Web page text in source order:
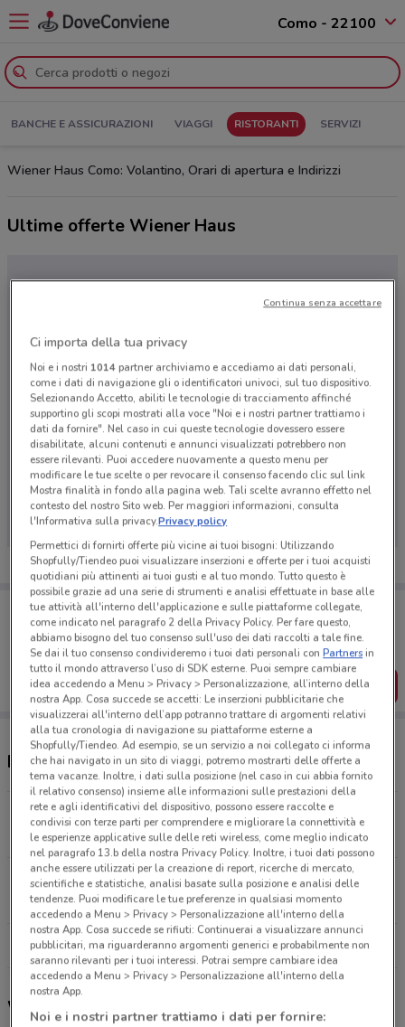
Como - 22100
BANCHE E ASSICURAZIONI VIAGGI RISTORANTI SERVIZI
Wiener Haus Como: Volantino, Orari di apertura e Indirizzi
Ultime offerte Wiener Haus
Ci dispiace, al momento non abbiamo pubblicato
volantini nella tua zona. Riprova più tardi.
Porta DoveConviene sempre con te!
Puoi trovare le migliori offerte dei negozi vicino a te,
salvarle e creare la tua lista del risparmio, comodamente
dal tuo cellulare.
SCARICA L’APP
Ristoranti Wiener Haus nelle vicinanze
Via Milano, 12 angolo Viale Prealpi Erba
21.7 km
Via Cecilio, 1 Como
28.3 km
CHIUSO
Tutti i negozi Wiener Haus
Wiener Haus, offerte e ristoranti
Ci importa della tua privacy
Noi e i nostri 1014partner archiviamo e accediamo ai dati personali,
come i dati di navigazione gli o identificatori univoci, sul tuo dispositivo.
Selezionando Accetto, abiliti le tecnologie di tracciamento affinché
supportino gli scopi mostrati alla voce "Noi e i nostri partner trattiamo i
dati da fornire". Nel caso in cui queste tecnologie dovessero essere
disabilitate, alcuni contenuti e annunci visualizzati potrebbero non
essere rilevanti. Puoi accedere nuovamente a questo menu per
modificare le tue scelte o per revocare il consenso facendo clic sul link
Mostra finalità in fondo alla pagina web. Tali scelte avranno effetto nel
contesto del nostro Sito web. Per maggiori informazioni, consulta
l'Informativa sulla privacy.Privacy policy
Permettici di fornirti offerte più vicine ai tuoi bisogni: Utilizzando
Shopfully/Tiendeo puoi visualizzare inserzioni e offerte per i tuoi acquisti
quotidiani più attinenti ai tuoi gusti e al tuo mondo. Tutto questo è
possibile grazie ad una serie di strumenti e analisi effettuate in base alle
tue attività all'interno dell'applicazione e sulle piattaforme collegate,
come indicato nel paragrafo 2 della Privacy Policy. Per fare questo,
abbiamo bisogno del tuo consenso sull'uso dei dati raccolti a tale fine.
Se dai il tuo consenso condivideremo i tuoi dati personali conPartnersin
tutto il mondo attraverso l’uso di SDK esterne. Puoi sempre cambiare
idea accedendo a Menu > Privacy > Personalizzazione, all’interno della
nostra App. Cosa succede se accetti: Le inserzioni pubblicitarie che
visualizzerai all'interno dell’app potranno trattare di argomenti relativi
alla tua cronologia di navigazione su piattaforme esterne a
Shopfully/Tiendeo. Ad esempio, se un servizio a noi collegato ci informa
che hai navigato in un sito di viaggi, potremo mostrarti delle offerte a
tema vacanze. Inoltre, i dati sulla posizione (nel caso in cui abbia fornito
il relativo consenso) insieme alle informazioni sulle prestazioni della
rete e agli identificativi del dispositivo, possono essere raccolte e
condivisi con terze parti per comprendere e migliorare la connettività e
le esperienze applicative sulle delle reti wireless, come meglio indicato
nel paragrafo 13.b della nostra Privacy Policy. Inoltre, i tuoi dati possono
anche essere utilizzati per la creazione di report, ricerche di mercato,
scientifiche e statistiche, analisi basate sulla posizione e analisi delle
tendenze. Puoi modificare le tue preferenze in qualsiasi momento
accedendo a Menu > Privacy > Personalizzazione all'interno della
nostra App. Cosa succede se rifiuti: Continuerai a visualizzare annunci
pubblicitari, ma riguarderanno argomenti generici e probabilmente non
saranno rilevanti per i tuoi interessi. Potrai sempre cambiare idea
accedendo a Menu > Privacy > Personalizzazione all'interno della
nostra App.
Noi e i nostri partner trattiamo i dati per fornire:
Continua senza accettare